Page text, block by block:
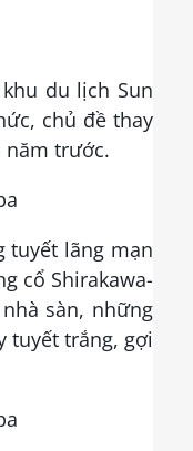
du lịch Sun
chủ đề thay
năm trước.
tuyết lãng mạn
cổ Shirakawa-
sàn, những
tuyết trắng, gợi